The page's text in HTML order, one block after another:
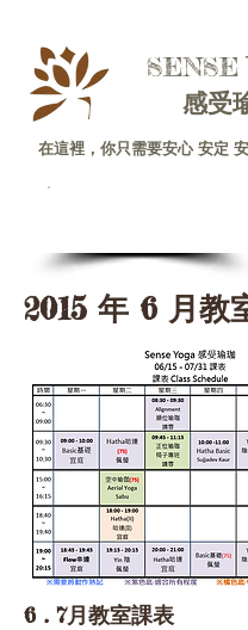
SENSE ​
感受
在這裡，你只需要安心 安定
2015 年 6 月教
6 . 7月教室課表